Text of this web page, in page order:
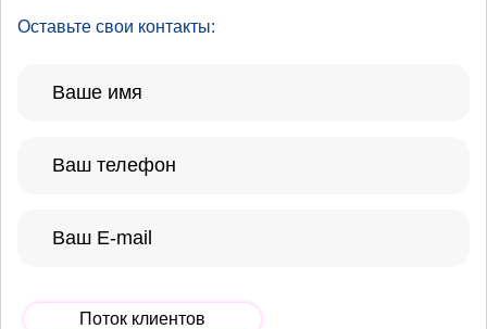
Оставьте свои контакты:
Поток клиентов